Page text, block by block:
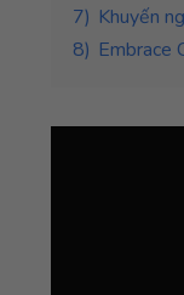
7) Khuyến
8) Embrace